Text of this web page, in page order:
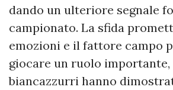
dando un ulteriore segnale
campionato. La sfida
emozioni e il fattore campo
giocare un ruolo importante,
biancazzurri hanno